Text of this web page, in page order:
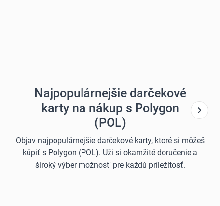
Najpopulárnejšie darčekové
karty na nákup s Polygon
(POL)
Objav najpopulárnejšie darčekové karty, ktoré si môžeš
kúpiť s Polygon (POL). Uži si okamžité doručenie a
široký výber možností pre každú príležitosť.